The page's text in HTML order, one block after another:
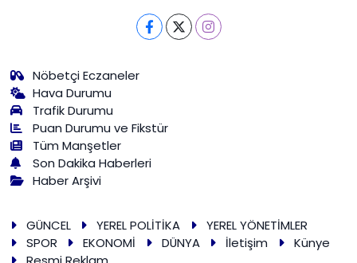
Nöbetçi Eczaneler
Hava Durumu
Trafik Durumu
Puan Durumu ve Fikstür
Tüm Manşetler
Son Dakika Haberleri
Haber Arşivi
GÜNCEL YEREL POLİTİKA
YEREL YÖNETİMLER
SPOR
EKONOMİ DÜNYA İletişim
Künye